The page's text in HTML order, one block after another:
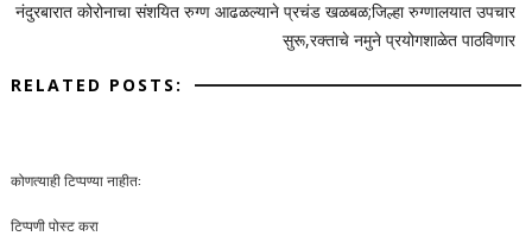
नंदुरबारात कोरोनाचा संशयित रुग्ण आढळल्याने प्रचंड खळबळ;जिल्हा रुग्णालयात उपचार
सुरू,रक्ताचे नमुने प्रयोगशाळेत पाठविणार
RELATED POSTS:
कोणत्याही टिप्पण्‍या नाहीत:
टिप्पणी पोस्ट करा